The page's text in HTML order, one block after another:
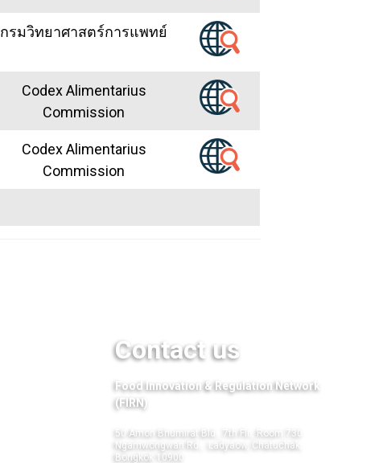
กรมวิทยาศาสตร์การแพทย์
Codex Alimentarius
Commission
Codex Alimentarius
Commission
Contact us
Food Innovation & Regulation Network
(FIRN)
50 Amon Bhumirat Bld., 7th Flr., Room 730
Ngamwongwan Rd., Ladyaow, Chatuchak,
Bongkok 10900